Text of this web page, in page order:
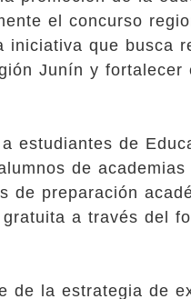
el concurso
iniciativa que busca
Junín y
estudiantes de
de
de preparación
a través del
de la estrategia de